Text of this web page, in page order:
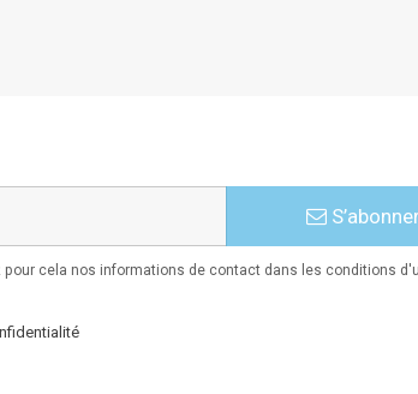
cela nos informations de contact dans les conditions